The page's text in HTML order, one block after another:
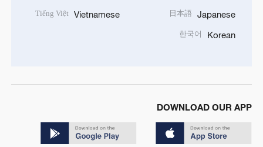
Japanese
日本語
Korean
한국어
Vietnamese
Tiếng Việt
DOWNLOAD OUR APP